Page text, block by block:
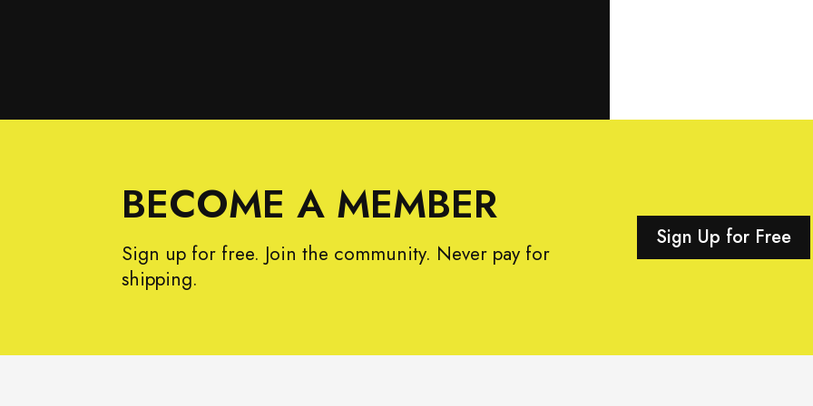
BECOME A MEMBER
Sign up for free. Join the community. Never pay for
shipping.
Sign Up for Free